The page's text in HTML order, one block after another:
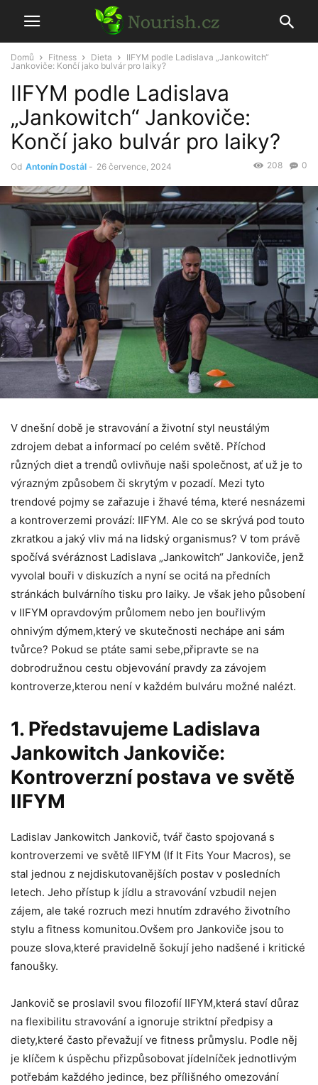
Domů Fitness Dieta
IIFYM podle Ladislava „Jankowitch“
Jankoviče: Končí jako bulvár pro laiky?
IIFYM podle Ladislava
„Jankowitch“ Jankoviče:
Končí jako bulvár pro laiky?
Od Antonín Dostál - 26 července, 2024 0
208
V dnešní době je stravování a životní styl neustálým
zdrojem debat a informací po celém světě. Příchod
různých diet a trendů ovlivňuje naši společnost, ať už je to
výrazným způsobem či skrytým v pozadí. Mezi tyto
trendové pojmy se zařazuje i žhavé téma, které nesnázemi
a kontroverzemi provází: IIFYM. Ale co se skrývá pod touto
zkratkou a jaký vliv má na lidský organismus? V tom právě
spočívá svéráznost Ladislava „Jankowitch“ Jankoviče, jenž
vyvolal bouři v diskuzích a nyní se ocitá na předních
stránkách bulvárního tisku pro laiky. Je však jeho působení
v IIFYM opravdovým průlomem nebo jen bouřlivým
ohnivým dýmem,který ve skutečnosti nechápe ani sám
tvůrce? Pokud se ptáte sami sebe,připravte se na
dobrodružnou cestu objevování pravdy za závojem
kontroverze,kterou není v každém bulváru možné nalézt.
1. Představujeme Ladislava
Jankowitch Jankoviče:
Kontroverzní postava ve světě
IIFYM
Ladislav Jankowitch Jankovič, tvář často spojovaná s
kontroverzemi ve světě IIFYM (If It Fits Your Macros), se
stal jednou z nejdiskutovanějších postav v posledních
letech. Jeho přístup k jídlu a stravování vzbudil nejen
zájem, ale také rozruch mezi hnutím zdravého životního
stylu a fitness komunitou.Ovšem pro Jankoviče jsou to
pouze slova,které pravidelně šokují jeho nadšené i kritické
fanoušky.
Jankovič se proslavil svou filozofií IIFYM,která staví důraz
na flexibilitu stravování a ignoruje striktní předpisy a
diety,které často převažují ve fitness průmyslu. Podle něj
je klíčem k úspěchu přizpůsobovat jídelníček jednotlivým
potřebám každého jedince, bez přílišného omezování